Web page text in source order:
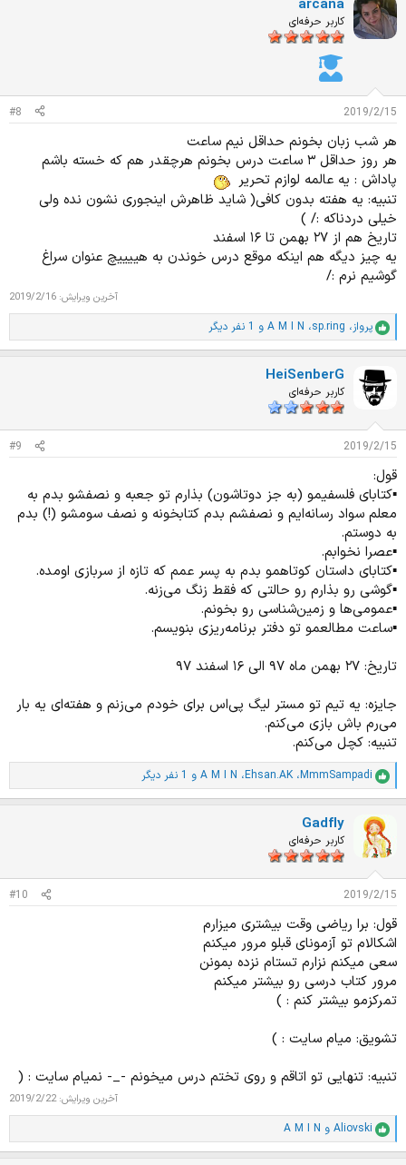
ی
ا
ز
arcana
کاربر حرفه‌ای
2019/2/15
#8
هر شب زبان بخونم حداقل نیم ساعت
هر روز حداقل ۳ ساعت درس بخونم هرچقدر هم که خسته باشم
پاداش : یه عالمه لوازم تحریر
تنبیه: یه هفته بدون کافی( شاید ظاهرش اینجوری نشون نده ولی
خیلی دردناکه :/ )
تاریخ هم از ۲۷ بهمن تا ۱۶ اسفند
یه چیز دیگه هم اینکه موقع درس خوندن به هییییچ عنوان سراغ
گوشیم نرم :/
آخرین ویرایش: 2019/2/16
ا
م
ت
ی
ت
پرواز، sp.ring، A M I N و 1 نفر دیگر
HeiSenberG
کاربر حرفه‌ای
2019/2/15
#9
قول:
▪کتابای فلسفیمو (به جز دوتاشون) بذارم تو جعبه و نصفشو بدم به
معلم سواد رسانه‌ایم و نصفشم بدم کتابخونه و نصف سومشو (!) بدم
به دوستم.
▪عصرا نخوابم.
▪کتابای داستان کوتاهمو بدم به پسر عمم که تازه از سربازی اومده.
▪گوشی رو بذارم رو حالتی که فقط زنگ می‌زنه.
▪عمومی‌ها و زمین‌شناسی رو بخونم.
▪ساعت مطالعمو تو دفتر برنامه‌ریزی بنویسم.
تاریخ: ۲۷ بهمن ماه ۹۷ الی ۱۶ اسفند ۹۷
جایزه: یه تیم تو مستر لیگ پی‌اس برای خودم می‌زنم و هفته‌ای یه بار
می‌رم باش بازی می‌کنم.
تنبیه: کچل می‌کنم.
ا
م
ت
ی
ا
ز
ت
MmmSampadi، Ehsan.AK، A M I N و 1 نفر دیگر
Gadfly
کاربر حرفه‌ای
2019/2/15
#10
قول: برا ریاضی وقت بیشتری میزارم
اشکالام تو آزمونای قبلو مرور میکنم
سعی میکنم نزارم تستام نزده بمونن
مرور کتاب درسی رو بیشتر میکنم
تمرکزمو بیشتر کنم : )
تشویق: میام سایت : )
تنبیه: تنهایی تو اتاقم و روی تختم درس میخونم -_- نمیام سایت : (
آخرین ویرایش:2019/2/22
ا
م
Aliovski و A M I N